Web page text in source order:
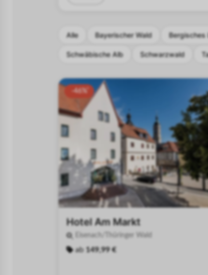
Alle Bayerischer Wald Bergisches
Schwäbische Alb Schwarzwald
-46%
Hotel Am Markt
Eisenach/Thüringer Wald
ab 149,99 €